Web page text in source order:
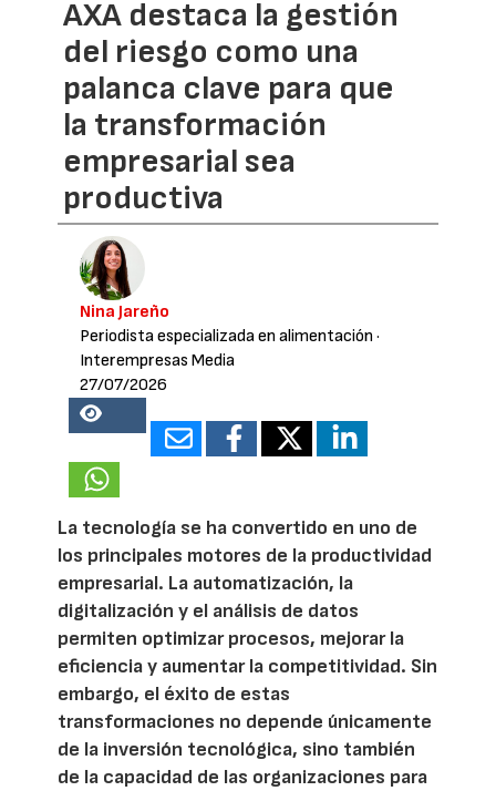
AXA destaca la gestión
del riesgo como una
palanca clave para que
la transformación
empresarial sea
productiva
Nina Jareño
Periodista especializada en alimentación ·
Interempresas Media
27/07/2026
14855
La tecnología se ha convertido en uno de
los principales motores de la productividad
empresarial. La automatización, la
digitalización y el análisis de datos
permiten optimizar procesos, mejorar la
eficiencia y aumentar la competitividad. Sin
embargo, el éxito de estas
transformaciones no depende únicamente
de la inversión tecnológica, sino también
de la capacidad de las organizaciones para